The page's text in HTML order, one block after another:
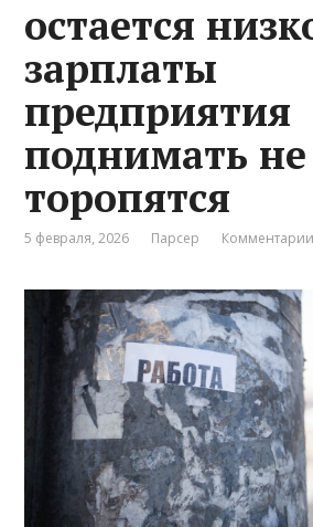
остается
зарплаты
предприятия
поднимать не
торопятся
5 февраля, 2026 Парсер